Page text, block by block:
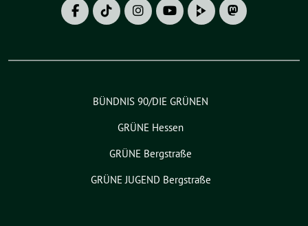
BÜNDNIS 90/DIE GRÜNEN
GRÜNE Hessen
GRÜNE Bergstraße
GRÜNE JUGEND Bergstraße